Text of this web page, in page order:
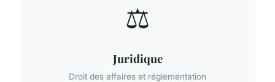
⚖️
Juridique
Droit des affaires et réglementation